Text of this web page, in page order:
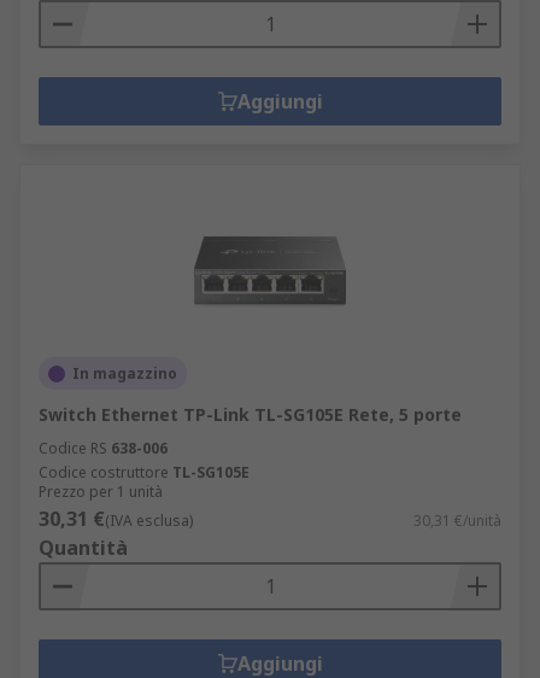
Aggiungi
In magazzino
Switch Ethernet TP-Link TL-SG105E Rete, 5 porte
Codice RS 638-006
Codice costruttore TL-SG105E
Prezzo per 1 unità
30,31 €(IVA esclusa) 30,31 €/unità
Quantità
Aggiungi